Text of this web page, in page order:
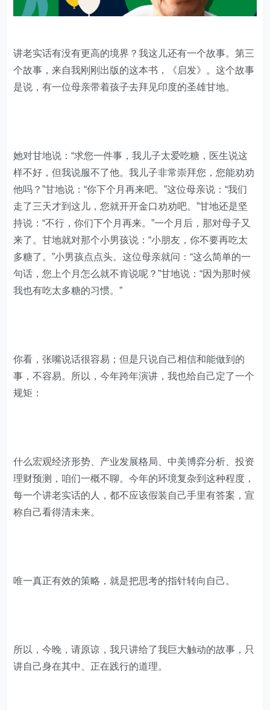
讲老实话有没有更高的境界？我这儿还有一个故事。第三
个故事，来自我刚刚出版的这本书，《启发》。这个故事
是说，有一位母亲带着孩子去拜见印度的圣雄甘地。
她对甘地说：“求您一件事，我儿子太爱吃糖，医生说这
样不好，但我说服不了他。我儿子非常崇拜您，您能劝劝
他吗？”甘地说：“你下个月再来吧。”这位母亲说：“我们
走了三天才到这儿，您就开开金口劝劝吧。”甘地还是坚
持说：“不行，你们下个月再来。”一个月后，那对母子又
来了。甘地就对那个小男孩说：“小朋友，你不要再吃太
多糖了。”小男孩点点头。这位母亲就问：“这么简单的一
句话，您上个月怎么就不肯说呢？”甘地说：“因为那时候
我也有吃太多糖的习惯。”
你看，张嘴说话很容易；但是只说自己相信和能做到的
事，不容易。所以，今年跨年演讲，我也给自己定了一个
规矩：
什么宏观经济形势、产业发展格局、中美博弈分析、投资
理财预测，咱们一概不聊。今年的环境复杂到这种程度，
每一个讲老实话的人，都不应该假装自己手里有答案，宣
称自己看得清未来。
唯一真正有效的策略，就是把思考的指针转向自己。
所以，今晚，请原谅，我只讲给了我巨大触动的故事，只
讲自己身在其中、正在践行的道理。